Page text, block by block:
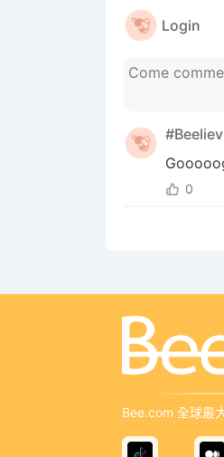
Login
#Beeliev
0
Bee.com 全球最